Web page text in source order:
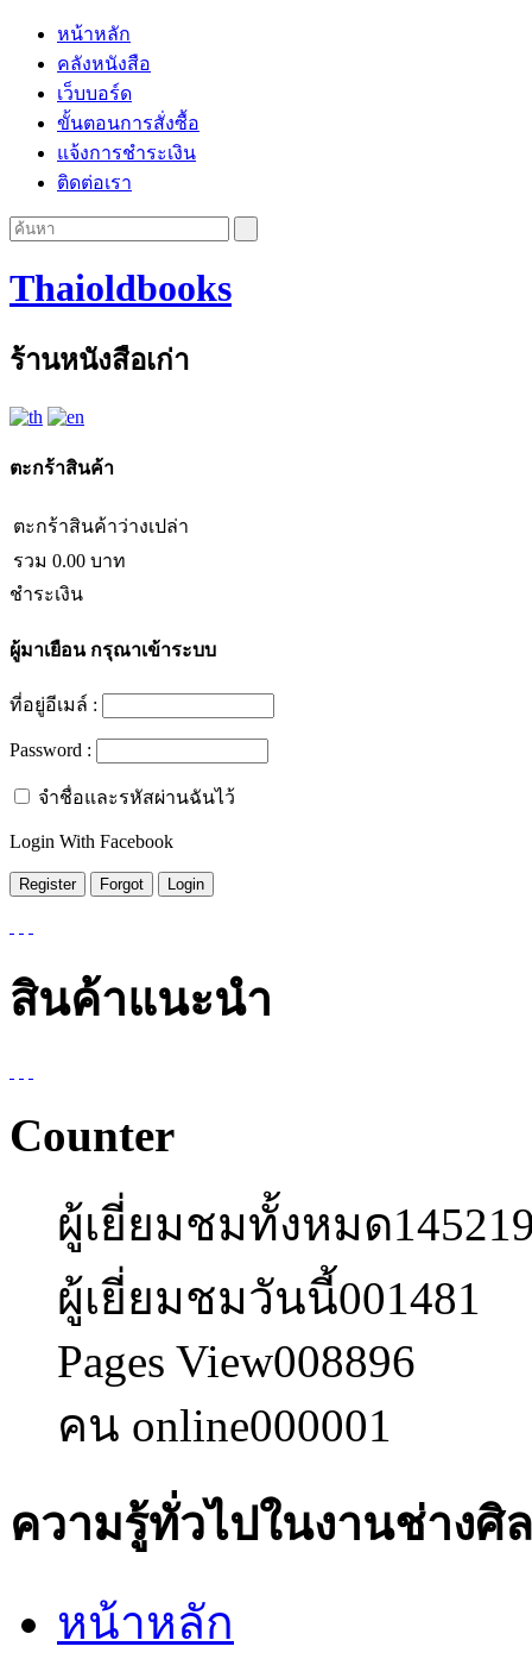
หน้าหลัก
คลังหนังสือ
เว็บบอร์ด
ขั้นตอนการสั่งซื้อ
แจ้งการชำระเงิน
ติดต่อเรา
Thaioldbooks
ร้านหนังสือเก่า
ตะกร้าสินค้า
ตะกร้าสินค้าว่างเปล่า
รวม 0.00 บาท
ชำระเงิน
ผู้มาเยือนกรุณาเข้าระบบ
ที่อยู่อีเมล์ :
Password :
จำชื่อและรหัสผ่านฉันไว้
Login With Facebook
สินค้าแนะนำ
Counter
ผู้เยี่ยมชมทั้งหมด
ผู้เยี่ยมชมวันนี้001481
Pages View008896
คน online000001
ความรู้ทั่วไปในงานช่างศิ
หน้าหลัก